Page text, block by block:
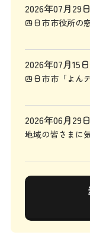
2026年07月29日
四日市市役所の
2026年07月15日
四日市市「よん
2026年06月29日
地域の皆さまに